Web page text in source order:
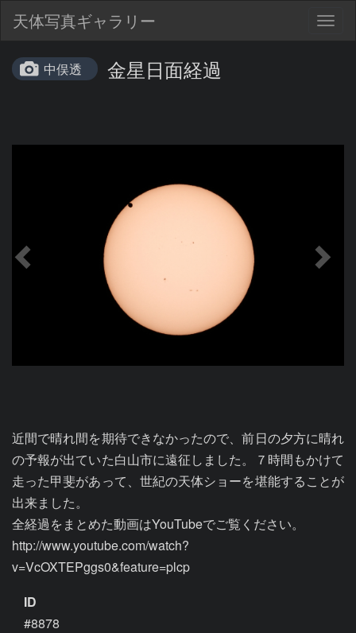
天体写真ギャラリー
中俣透 金星日面経過
近間で晴れ間を期待できなかったので、前日の夕方に晴れ
の予報が出ていた白山市に遠征しました。７時間もかけて
走った甲斐があって、世紀の天体ショーを堪能することが
出来ました。
全経過をまとめた動画はYouTubeでご覧ください。
http://www.youtube.com/watch?
v=VcOXTEPggs0&feature=plcp
ID
#8878